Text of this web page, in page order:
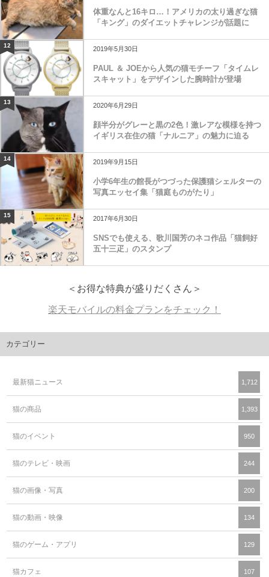
体重なんと16キロ…！アメリカの太り過ぎな猫
「キング」のダイエットチャレンジが話題に
12 2019年5月30日
PAUL ＆ JOEから人気の猫モチーフ「タイムレ
スキャット」をデザインした腕時計が登場
13 2020年6月29日
顔半分がグレーと黒の2色！激レアな模様を持つ
イギリス在住の猫「ナルニア」の魅力に迫る
14 2019年9月15日
小学6年生の館長がつづった保護猫シェルターの
写真エッセイ集「猫庭ものがたり」
15 2017年6月30日
SNSでも使える、歌川国芳のネコ作品「猫飼好
五十三疋」のスタンプ
＜お得な特典が盛りだくさん＞
楽天モバイルの料金プランをチェック！
カテゴリー
最新猫ニュース 1,712
猫の商品 1,393
猫のイベント 950
猫のテレビ・映画 244
猫の画像・写真 200
猫の動画・映像 134
猫のゲーム・アプリ 129
猫カフェ 107